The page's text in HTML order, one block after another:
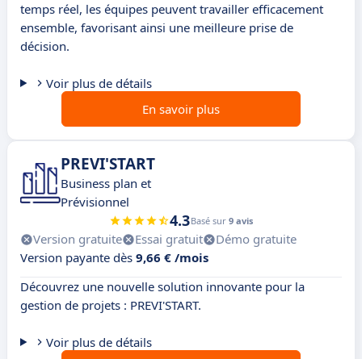
temps réel, les équipes peuvent travailler efficacement
ensemble, favorisant ainsi une meilleure prise de
décision.
Voir plus de détails
En savoir plus
PREVI'START
Business plan et
Prévisionnel
4.3Basé sur 9 avis
Version gratuite Essai gratuit
Démo gratuite
Version payante dès 9,66 € /mois
Découvrez une nouvelle solution innovante pour la
gestion de projets : PREVI'START.
Voir plus de détails